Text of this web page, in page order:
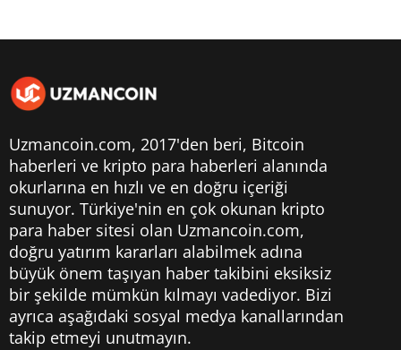
Uzmancoin.com, 2017'den beri, Bitcoin
haberleri ve kripto para haberleri alanında
okurlarına en hızlı ve en doğru içeriği
sunuyor. Türkiye'nin en çok okunan kripto
para haber sitesi olan Uzmancoin.com,
doğru yatırım kararları alabilmek adına
büyük önem taşıyan haber takibini eksiksiz
bir şekilde mümkün kılmayı vadediyor. Bizi
ayrıca aşağıdaki sosyal medya kanallarından
takip etmeyi unutmayın.